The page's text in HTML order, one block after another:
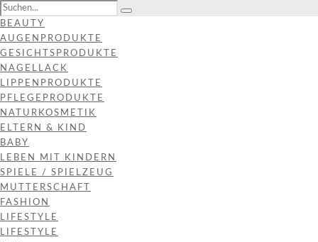
BEAUTY
AUGENPRODUKTE
GESICHTSPRODUKTE
NAGELLACK
LIPPENPRODUKTE
PFLEGEPRODUKTE
NATURKOSMETIK
ELTERN & KIND
BABY
LEBEN MIT KINDERN
SPIELE / SPIELZEUG
MUTTERSCHAFT
FASHION
LIFESTYLE
LIFESTYLE